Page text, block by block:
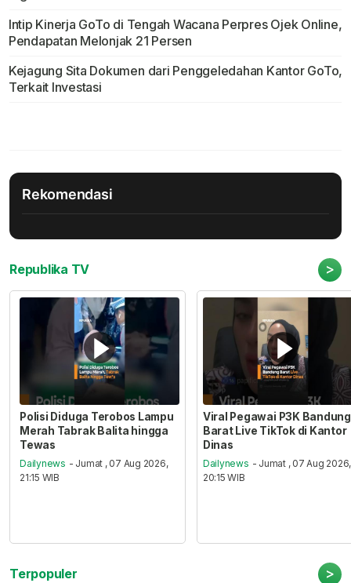
Intip Kinerja GoTo di Tengah Wacana Perpres Ojek Online,
Pendapatan Melonjak 21 Persen
Kejagung Sita Dokumen dari Penggeledahan Kantor GoTo,
Terkait Investasi
Rekomendasi
Republika TV >
Polisi Diduga Terobos Lampu
Merah Tabrak Balita hingga
Tewas
Dailynews - Jumat , 07 Aug 2026,
21:15 WIB
Viral Pegawai P3K Bandung
Barat Live TikTok di Kantor
Dinas
Dailynews - Jumat , 07 Aug 2026,
20:15 WIB
Terpopuler >